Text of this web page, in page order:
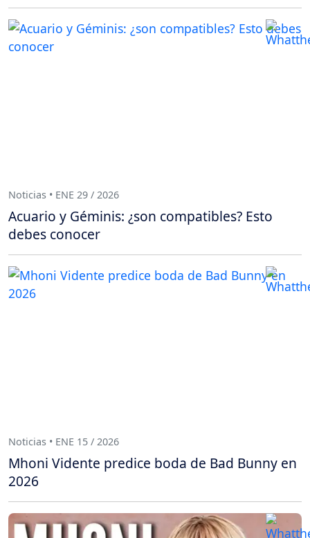
Noticias • ENE 29 / 2026
Acuario y Géminis: ¿son compatibles? Esto
debes conocer
Noticias • ENE 15 / 2026
Mhoni Vidente predice boda de Bad Bunny en
2026